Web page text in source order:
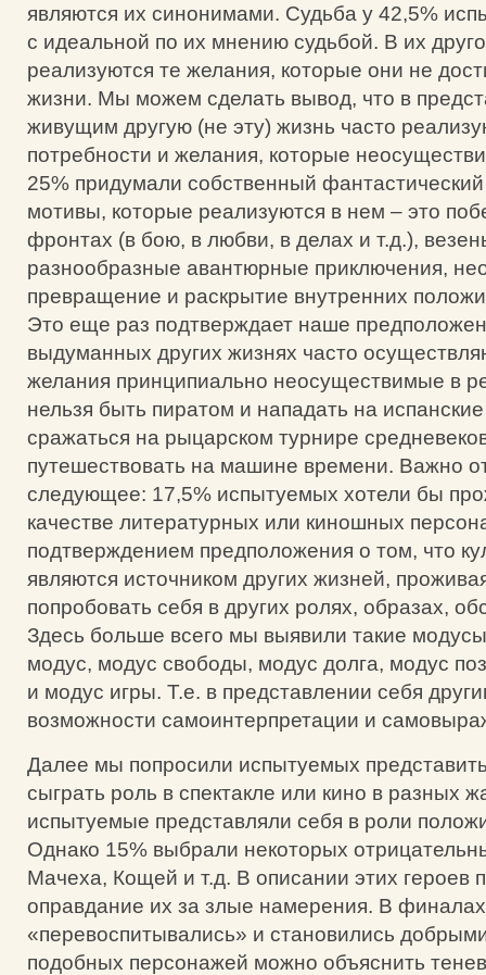
являются их синонимами. Судьба у 42,5%
с идеальной по их мнению судьбой. В их
реализуются те желания, которые они не
жизни. Мы можем сделать вывод, что в
живущим другую (не эту) жизнь часто
потребности и желания, которые
25% придумали собственный
мотивы, которые реализуются в нем – это
фронтах (в бою, в любви, в делах и т.д.),
разнообразные авантюрные приключения,
превращение и раскрытие внутренних
Это еще раз подтверждает наше
выдуманных других жизнях часто
желания принципиально неосуществимые в
нельзя быть пиратом и нападать на
сражаться на рыцарском турнире
путешествовать на машине времени. Важно
следующее: 17,5% испытуемых хотели бы
качестве литературных или киношных
подтверждением предположения о том, что
являются источником других жизней,
попробовать себя в других ролях, образах,
Здесь больше всего мы выявили такие
модус, модус свободы, модус долга, модус
и модус игры. Т.е. в представлении себя
возможности самоинтерпретации и
Далее мы попросили испытуемых
сыграть роль в спектакле или кино в разных
испытуемые представляли себя в роли
Однако 15% выбрали некоторых
Мачеха, Кощей и т.д. В описании этих героев
оправдание их за злые намерения. В финалах
«перевоспитывались» и становились
подобных персонажей можно объяснить